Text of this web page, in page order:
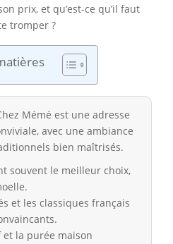
prix, et qu’est-ce qu’il faut
tromper ?
Mémé est une adresse
avec une ambiance
bien maîtrisés.
souvent le meilleur choix,
et les classiques français
et la purée maison